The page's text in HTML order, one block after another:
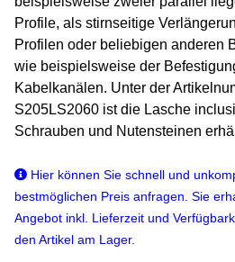
Profile, als stirnseitige
Profilen oder beliebigen anderen
wie beispielsweise der
Kabelkanälen. Unter der
S205LS2060 ist die Lasche
Schrauben und Nutensteinen
Hier können Sie schnell und
bestmöglichen Preis anfragen. Sie
Angebot inkl. Lieferzeit und
den Artikel am Lager.